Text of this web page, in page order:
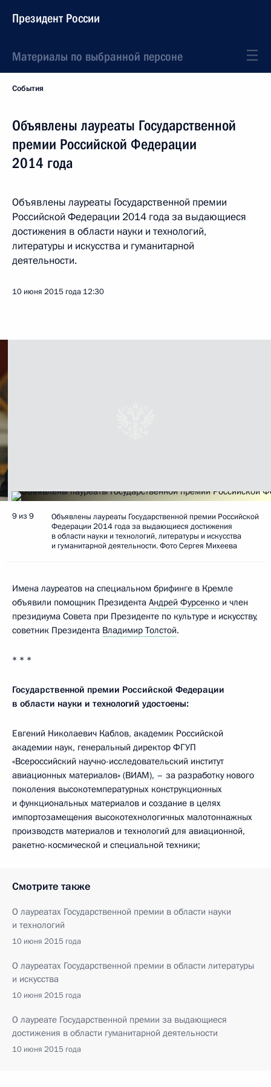
Президент России
Материалы по выбранной персоне
События
Объявлены лауреаты Государственной
премии Российской Федерации
2014 года
Объявлены лауреаты Государственной премии
Российской Федерации 2014 года за выдающиеся
достижения в области науки и технологий,
литературы и искусства и гуманитарной
деятельности.
10 июня 2015 года 12:30
9 из 9
Объявлены лауреаты Государственной премии Российской
Федерации 2014 года за выдающиеся достижения
в области науки и технологий, литературы и искусства
и гуманитарной деятельности. Фото Сергея Михеева
Имена лауреатов на специальном брифинге в Кремле
объявили помощник Президента Андрей Фурсенко и член
президиума Совета при Президенте по культуре и искусству,
советник Президента Владимир Толстой.
* * *
Государственной премии Российской Федерации
в области науки и технологий удостоены:
Евгений Николаевич Каблов, академик Российской
академии наук, генеральный директор ФГУП
«Всероссийский научно-исследовательский институт
авиационных материалов» (ВИАМ), – за разработку нового
поколения высокотемпературных конструкционных
и функциональных материалов и создание в целях
импортозамещения высокотехнологичных малотоннажных
производств материалов и технологий для авиационной,
ракетно-космической и специальной техники;
Смотрите также
О лауреатах Государственной премии в области науки
и технологий
10 июня 2015 года
О лауреатах Государственной премии в области литературы
и искусства
10 июня 2015 года
О лауреате Государственной премии за выдающиеся
достижения в области гуманитарной деятельности
10 июня 2015 года